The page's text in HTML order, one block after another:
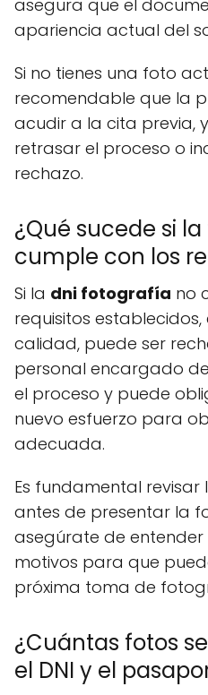
asegura que el
apariencia actual del
Si no tienes una foto
recomendable que la
acudir a la cita previa,
retrasar el proceso o
rechazo.
¿Qué sucede si
cumple con los
Si la dni fotografía no
requisitos
calidad, puede ser
personal encargado
el proceso y puede
nuevo esfuerzo para
adecuada.
Es fundamental revisar
antes de presentar la
asegúrate de entender
motivos para que
próxima toma de
¿Cuántas fotos
el DNI y el